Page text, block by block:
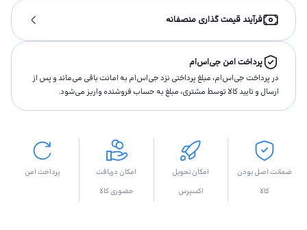
فرآیند قیمت گذاری منصفانه
پرداخت امن جی‌اس‌ام
در پرداخت جی‌اس‌ام، مبلغ پرداختى نزد جی‌اس‌ام به امانت باقى مى‌ماند و پس از
ارسال و تاييد كالا توسط مشتری، مبلغ به حساب فروشنده واريز مى‌شود.
ضمانت اصل بودن
کالا
امکان تحویل
اکسپرس
امکان دریافت
حضوری کالا
پرداخت امن